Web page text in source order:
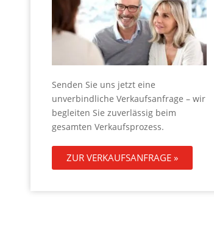
Senden Sie uns jetzt eine
unverbindliche Verkaufsanfrage – wir
begleiten Sie zuverlässig beim
gesamten Verkaufsprozess.
ZUR VERKAUFSANFRAGE »